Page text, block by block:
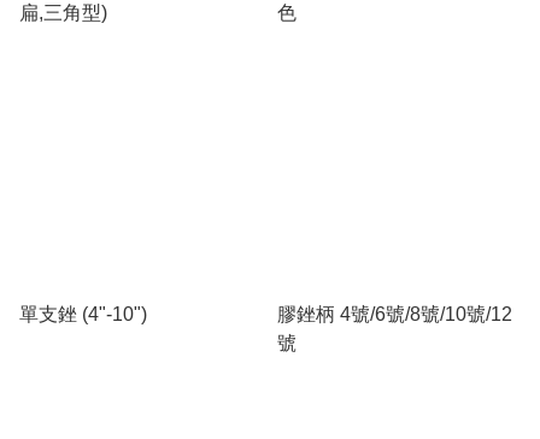
扁,三角型)
色
單支銼 (4"-10")
膠銼柄 4號/6號/8號/10號/12
號